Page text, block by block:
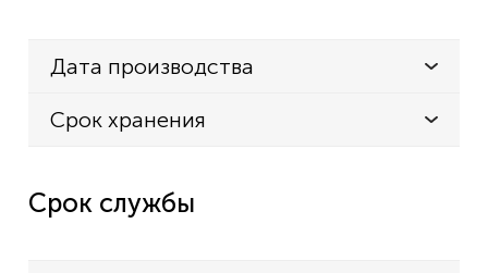
Дата производства
Срок хранения
Срок службы